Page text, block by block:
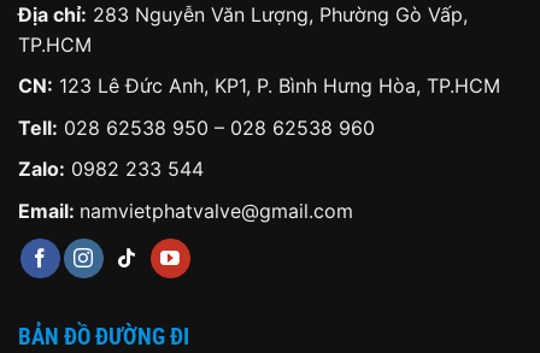
Địa chỉ: 283 Nguyễn Văn Lượng, Phường Gò Vấp,
TP.HCM
CN: 123 Lê Đức Anh, KP1, P. Bình Hưng Hòa, TP.HCM
Tell: 028 62538 950 – 028 62538 960
Zalo: 0982 233 544
Email: namvietphatvalve@gmail.com
BẢN ĐỒ ĐƯỜNG ĐI